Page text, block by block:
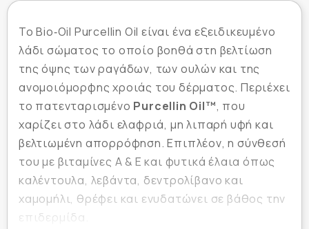
Το Bio‑Oil Purcellin Oil είναι ένα εξειδικευμένο
λάδι σώματος το οποίο βοηθά στη βελτίωση
της όψης των ραγάδων, των ουλών και της
ανομοιόμορφης χροιάς του δέρματος. Περιέχει
το πατενταρισμένο Purcellin Oil™, που
χαρίζει στο λάδι ελαφριά, μη λιπαρή υφή και
βελτιωμένη απορρόφηση. Επιπλέον, η σύνθεσή
του με βιταμίνες Α & Ε και φυτικά έλαια όπως
καλέντουλα, λεβάντα, δεντρολίβανο και
χαμομήλι, θρέφει και ενυδατώνει σε βάθος την
επιδερμίδα.